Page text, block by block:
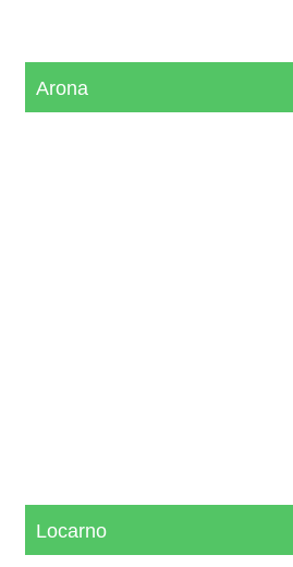
Arona
Locarno